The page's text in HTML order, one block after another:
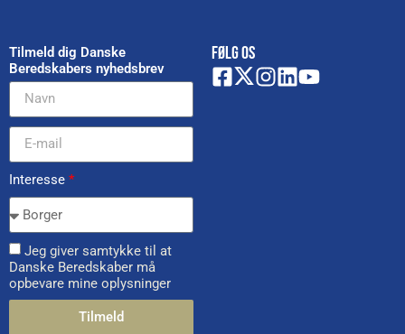
Tilmeld dig Danske
Beredskabers nyhedsbrev
Interesse *
Jeg giver samtykke til at
Danske Beredskaber må
opbevare mine oplysninger
Tilmeld
FØLG OS